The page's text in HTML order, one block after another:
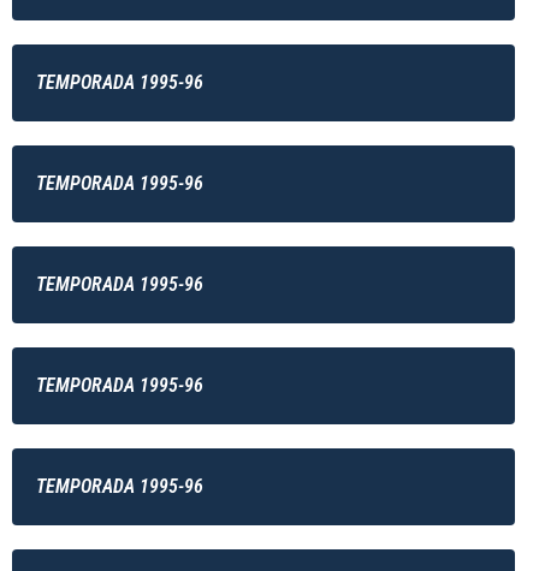
TEMPORADA 1995-96
TEMPORADA 1995-96
TEMPORADA 1995-96
TEMPORADA 1995-96
TEMPORADA 1995-96